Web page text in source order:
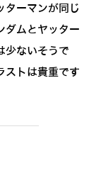
ターマンが同じ
ダムとヤッター
少ないそうで
ストは貴重です